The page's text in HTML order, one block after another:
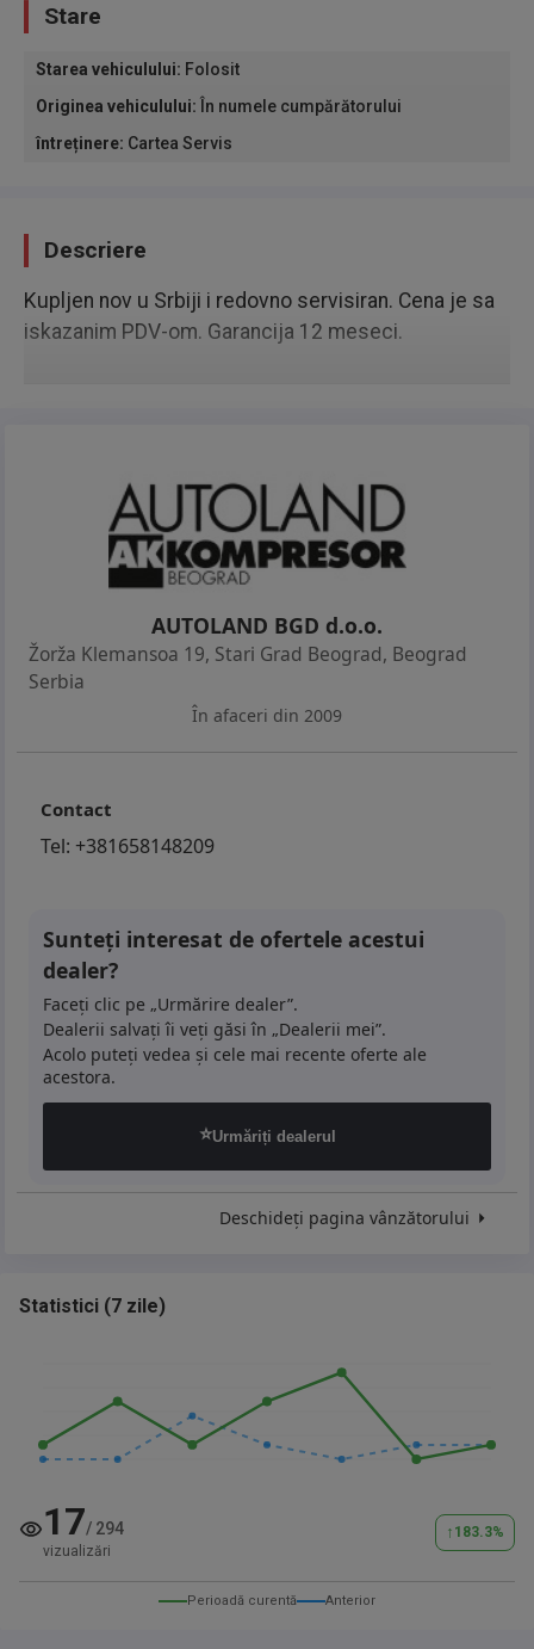
Stare
Starea vehiculului: Folosit
Originea vehiculului: În numele cumpărătorului
întreținere: Cartea Servis
Descriere
Kupljen nov u Srbiji i redovno servisiran. Cena je sa
iskazanim PDV-om. Garancija 12 meseci.
AUTOLAND BGD d.o.o.
Žorža Klemansoa 19, Stari Grad Beograd, Beograd
Serbia
În afaceri din 2009
Contact
Tel: +381658148209
Sunteți interesat de ofertele acestui
dealer?
Faceți clic pe „Urmărire dealer”.
Dealerii salvați îi veți găsi în „Dealerii mei”.
Acolo puteți vedea și cele mai recente oferte ale
acestora.
⭐Urmăriți dealerul
Deschideți pagina vânzătorului
Statistici (7 zile)
17/ 294
vizualizări
↑ 183.3%
Perioadă curentă Anterior